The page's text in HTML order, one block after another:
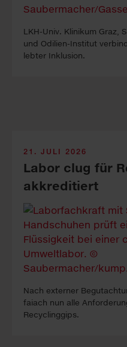
LKH-Univ. Kli­ni­kum Graz,
und Odilien-In­stitut
lebter In­klus­ion.
21. JULI 2026
Labor clug für
akkreditiert
Nach ex­ter­ner
faiach nun alle
Re­cyc­ling­gips.